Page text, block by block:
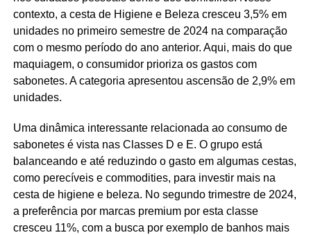
contexto, a cesta de Higiene e Beleza cresceu 3,5% em
unidades no primeiro semestre de 2024 na comparação
com o mesmo período do ano anterior. Aqui, mais do que
maquiagem, o consumidor prioriza os gastos com
sabonetes. A categoria apresentou ascensão de 2,9% em
unidades.
Uma dinâmica interessante relacionada ao consumo de
sabonetes é vista nas Classes D e E. O grupo está
balanceando e até reduzindo o gasto em algumas cestas,
como perecíveis e commodities, para investir mais na
cesta de higiene e beleza. No segundo trimestre de 2024,
a preferência por marcas premium por esta classe
cresceu 11%, com a busca por exemplo de banhos mais